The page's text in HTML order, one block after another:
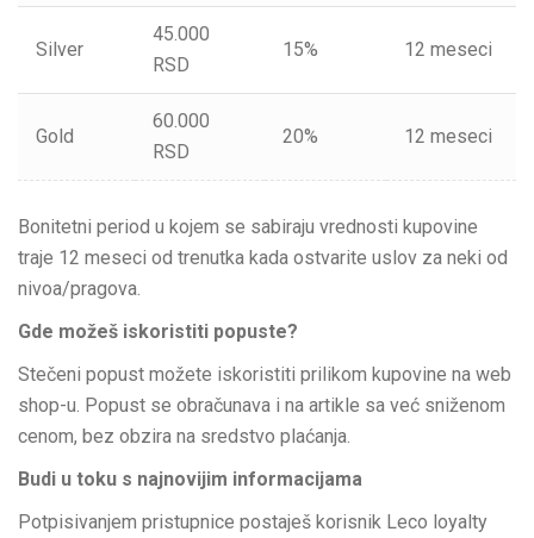
Silver
45.000
RSD
15% 12 meseci
Gold
60.000
RSD
20% 12 meseci
Bonitetni period u kojem se sabiraju vrednosti kupovine
traje 12 meseci od trenutka kada ostvarite uslov za neki od
nivoa/pragova.
Gde možeš iskoristiti popuste?
Stečeni popust možete iskoristiti prilikom kupovine na web
shop-u. Popust se obračunava i na artikle sa već sniženom
cenom, bez obzira na sredstvo plaćanja.
Budi u toku s najnovijim informacijama
Potpisivanjem pristupnice postaješ korisnik Leco loyalty